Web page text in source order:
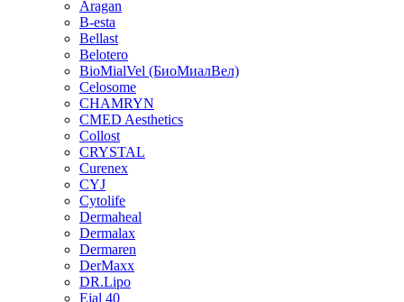
Aragan
B-esta
Bellast
Belotero
BioMialVel (БиоМиалВел)
Celosome
CHAMRYN
CMED Aesthetics
Collost
CRYSTAL
Curenex
CYJ
Cytolife
Dermaheal
Dermalax
Dermaren
DerMaxx
DR.Lipo
Ejal 40